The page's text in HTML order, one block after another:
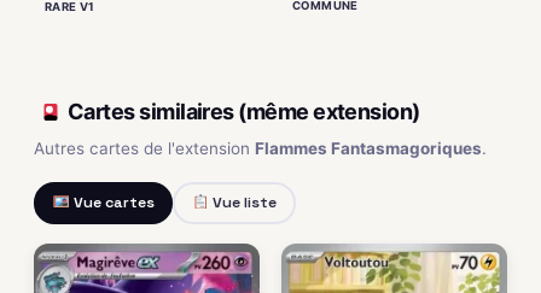
RARE V1 COMMUNE
Cartes similaires (même extension)
Autres cartes de l'extension Flammes Fantasmagoriques.
Vue cartes Vue liste